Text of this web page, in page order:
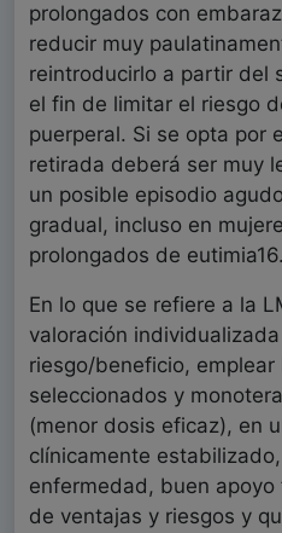
prolongados con
reducir muy
reintroducirlo a partir del
el fin de limitar el riesgo
puerperal. Si se opta por
retirada deberá ser muy
un posible episodio
gradual, incluso en
prolongados de eutimia16.
En lo que se refiere a la
valoración
riesgo/beneficio, emplear
seleccionados y
(menor dosis eficaz), en
clínicamente
enfermedad, buen
de ventajas y riesgos y